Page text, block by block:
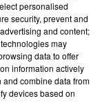
personalised
security, prevent and
and content;
may
data to offer
information actively
combine data from
devices based on